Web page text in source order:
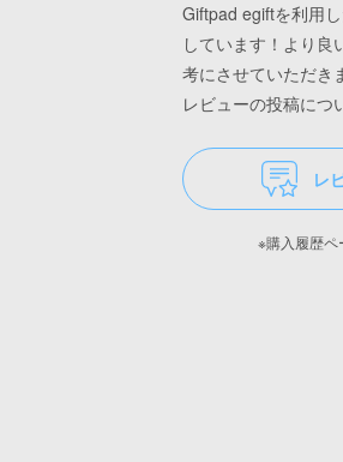
Giftpad egiftを利用
しています！より良
考にさせていただき
レビューの投稿につ
レ
※購入履歴ペ